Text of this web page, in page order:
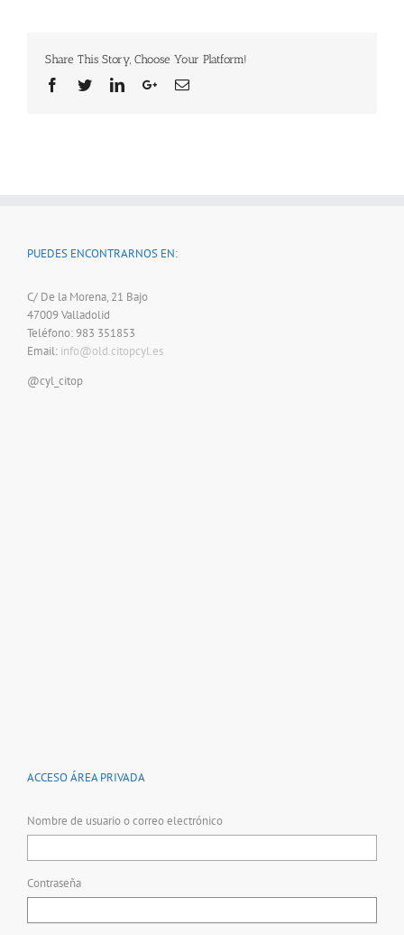
Share This Story, Choose Your Platform!
Facebook
TwitterLinkedinGoogle+Email
PUEDES ENCONTRARNOS EN:
C/ De la Morena, 21 Bajo
47009 Valladolid
Teléfono: 983 351853
Email: info@old.citopcyl.es
@cyl_citop
ACCESO ÁREA PRIVADA
Nombre de usuario o correo electrónico
Contraseña